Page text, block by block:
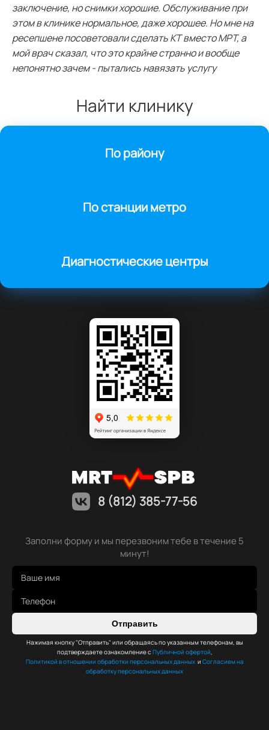
заключение, но снимки хорошие. Обслуживание при
этом в клинике нормальное, даже хорошее. Но мне на
ресепшене посоветовали сделать КТ вместо МРТ, а
мой врач сказал, что это крайне странно и вообще
непонятно зачем - пытались навязать услугу
Найти клинику
По району
По станции метро
Диагностические центры
8 (812) 385-77-56
Заполни форму и мы перезвоним тебе в течение 5
минут!
Отправить
Нажимая кнопку "Отправить" или обращаясь по указанным телефонам, вы
подтверждаете ознакомление с Публичной офертой
Политикой в отношении обработки персональных данных и Согласием на
обработку персональных данных